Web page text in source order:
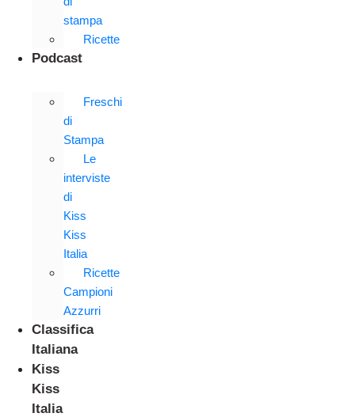
stampa
Ricette
Podcast
Freschi
di
Stampa
Le
interviste
di
Kiss
Kiss
Italia
Ricette
Campioni
Azzurri
Classifica
Italiana
Kiss
Kiss
Italia